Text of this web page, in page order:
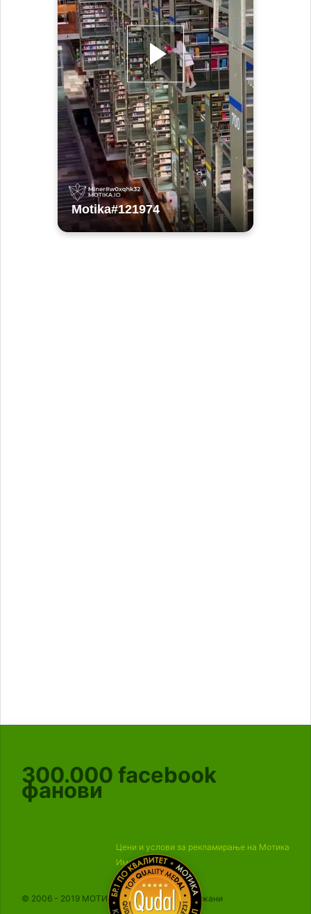
300.000 facebook
фанови
Цени и услови за рекламирање на Мотика
Импресум
© 2006 - 2019 МОТИКА, Сите права се задржани